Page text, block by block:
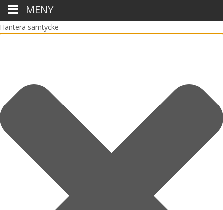
Hantera samtycke
MENY